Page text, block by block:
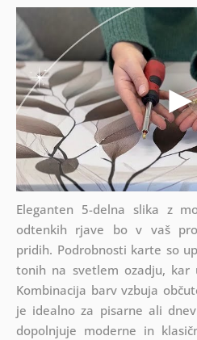
Eleganten 5-delna slika z
odtenkih rjave bo v vaš
pridih. Podrobnosti karte so
tonih na svetlem ozadju, kar
Kombinacija barv vzbuja
je idealno za pisarne ali
dopolnjuje moderne in